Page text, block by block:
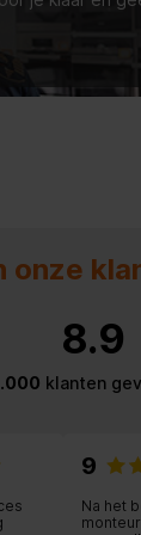
onze
8.9
klanten
9
Na het